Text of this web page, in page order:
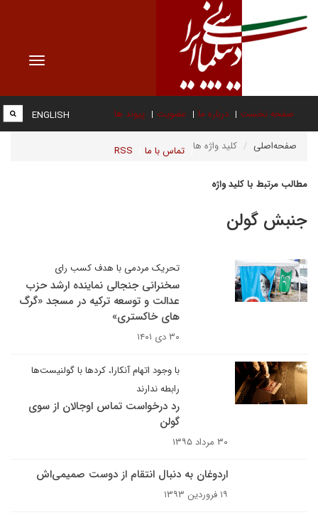
Toggle
صفحه نخست درباره ما عضویت پیوند ها
تماس با ما RSS
ENGLISH
صفحه‌اصلی کلید واژه ها
مطالب مرتبط با کلید واژه
جنبش گولن
تحریک مردمی با هدف کسب رای
سخنرانی جنجالی نماینده ارشد حزب
عدالت و توسعه ترکیه در مسجد «گرگ
های خاکستری»
۳۰ دی ۱۴۰۱
با وجود اتهام آنکارا، کردها با گولنیست‌ها
رابطه ندارند
رد درخواست تماس اوجالان از سوی
گولن
۳۰ مرداد ۱۳۹۵
اردوغان به دنبال انتقام از دوست صمیمی‌اش
۱۹ فروردین ۱۳۹۳